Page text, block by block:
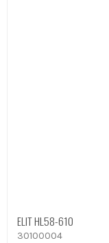
ELIT HL58-610
30100004